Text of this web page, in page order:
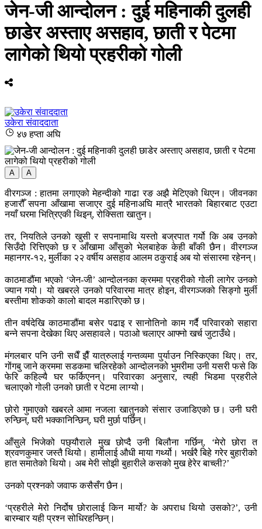
जेन-जी आन्दोलन : दुई महिनाकी दुलही
छाडेर अस्ताए असहाव, छाती र पेटमा
लागेको थियो प्रहरीको गोली
उकेरा संवाददाता
४७ हप्ता अघि
A A
वीरगञ्ज : हातमा लगाएको मेहन्दीको गाढा रङ अझै मेटिएको थिएन। जीवनका
हजारौँ सपना आँखामा सजाएर दुई महिनाअघि मात्रै भारतको बिहारबाट एउटा
नयाँ घरमा भित्रिएकी थिइन्, रोक्सिता खातुन।
तर, नियतिले उनको खुसी र सपनामाथि यस्तो बज्रपात गर्यो कि अब उनको
सिउँदो रित्तिएको छ र आँखामा आँसुको भेलबाहेक केही बाँकी छैन। वीरगञ्ज
महानगर-१२, मुर्लीका २२ वर्षीय असहाव आलम ठकुराई अब यो संसारमा रहेनन्।
काठमाडौंमा भएको ‘जेन-जी’ आन्दोलनका क्रममा प्रहरीको गोली लागेर उनको
ज्यान गयो। यो खबरले उनको परिवारमा मात्र होइन, वीरगञ्जको सिङ्गो मुर्ली
बस्तीमा शोकको कालो बादल मडारिएको छ।
तीन वर्षदेखि काठमाडौंमा बसेर पढाइ र सानोतिनो काम गर्दै परिवारको सहारा
बन्ने सपना देखेका थिए असहावले। पठाओ चलाएर आफ्नो खर्च जुटाउँथे।
मंगलबार पनि उनी सधैँ झैँ यात्रुलाई गन्तव्यमा पुर्याउन निस्किएका थिए। तर,
गोंगबु जाने क्रममा सडकमा चलिरहेको आन्दोलनको भुमरीमा उनी यसरी फसे कि
फेरि कहिल्यै घर फर्किएनन्। परिवारका अनुसार, त्यही भिडमा प्रहरीले
चलाएको गोली उनको छाती र पेटमा लाग्यो।
छोरो गुमाएको खबरले आमा नजला खातुनको संसार उजाडिएको छ। उनी घरी
रुन्छिन्, घरी भक्कानिन्छिन्, घरी मुर्छा पर्छिन्।
आँसुले भिजेको पछ्यौराले मुख छोप्दै उनी बिलौना गर्छिन्, ‘मेरो छोरा त
श्रवणकुमार जस्तै थियो। हामीलाई औधी माया गर्थ्यो। भर्खरै बिहे गरेर बुहारीको
हात समातेको थियो। अब मेरी सोझी बुहारीले कसको मुख हेरेर बाच्ली?’
उनको प्रश्नको जवाफ कसैसँग छैन।
‘प्रहरीले मेरो निर्दोष छोरालाई किन मार्यो? के अपराध थियो उसको?’, उनी
बारम्बार यही प्रश्न सोधिरहन्छिन्।